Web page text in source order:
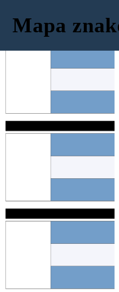
Mapa